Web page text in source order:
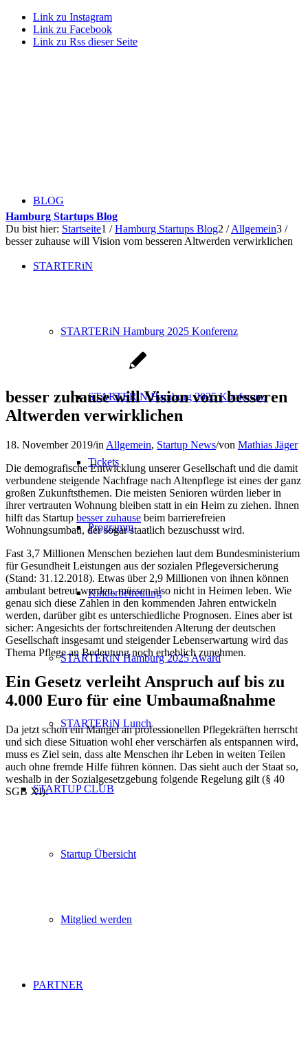
Link zu Instagram
Link zu Facebook
Link zu Rss dieser Seite
BLOG
STARTERiN
STARTERiN Hamburg 2025 Konferenz
STARTERiN Hamburg 2025 Konferenz
Tickets
Programm
Kinderbetreuung
STARTERiN Hamburg 2025 Award
STARTERiN Lunch
STARTUP CLUB
Startup Übersicht
Mitglied werden
PARTNER
Hamburg Startups Blog
Du bist hier: Startseite1 / Hamburg Startups Blog2 / Allgemein3 /
besser zuhause will Vision vom besseren Altwerden verwirklichen
besser zuhause will Vision vom besseren
Altwerden verwirklichen
18. November 2019/in Allgemein, Startup News/von Mathias Jäger
Die demografische Entwicklung unserer Gesellschaft und die damit
verbundene steigende Nachfrage nach Altenpflege ist eines der ganz
großen Zukunftsthemen. Die meisten Senioren würden lieber in
ihrer vertrauten Wohnung bleiben statt in ein Heim zu ziehen. Ihnen
hilft das Startup besser zuhause beim barrierefreien
Wohnungsumbau, der sogar staatlich bezuschusst wird.
Fast 3,7 Millionen Menschen beziehen laut dem Bundesministerium
für Gesundheit Leistungen aus der sozialen Pflegeversicherung
(Stand: 31.12.2018). Etwas über 2,9 Millionen von ihnen können
ambulant betreut werden, müssen also nicht in Heimen leben. Wie
genau sich diese Zahlen in den kommenden Jahren entwickeln
werden, darüber gibt es unterschiedliche Prognosen. Eines aber ist
sicher: Angesichts der fortschreitenden Alterung der deutschen
Gesellschaft insgesamt und steigender Lebenserwartung wird das
Thema Pflege an Bedeutung noch erheblich zunehmen.
Ein Gesetz verleiht Anspruch auf bis zu
4.000 Euro für eine Umbaumaßnahme
Da jetzt schon ein Mangel an professionellen Pflegekräften herrscht
und sich diese Situation wohl eher verschärfen als entspannen wird,
muss es Ziel sein, dass alte Menschen ihr Leben in weiten Teilen
auch ohne fremde Hilfe führen können. Das sieht auch der Staat so,
weshalb in der Sozialgesetzgebung folgende Regelung gilt (§ 40
SGB XI):